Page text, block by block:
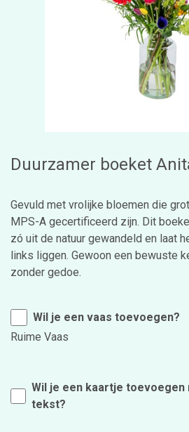
Duurzamer boeket
Gevuld met vrolijke bloemen die
MPS-A gecertificeerd zijn. Dit
zó uit de natuur gewandeld en laat
links liggen. Gewoon een bewuste
zonder gedoe.
Wil je een vaas toevoegen?
Ruime Vaas
Wil je een kaartje
tekst?